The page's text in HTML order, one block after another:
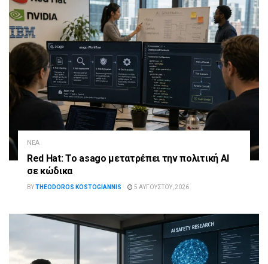
ΝΈΑ
Red Hat: Το asago μετατρέπει την πολιτική AI
σε κώδικα
BYTHEODOROS KOSTOGIANNIS 5 ΑΥΓΟΎΣΤΟΥ, 2026